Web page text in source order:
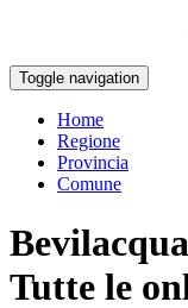
Toggle navigation
Home
Regione
Provincia
Comune
Tutte le